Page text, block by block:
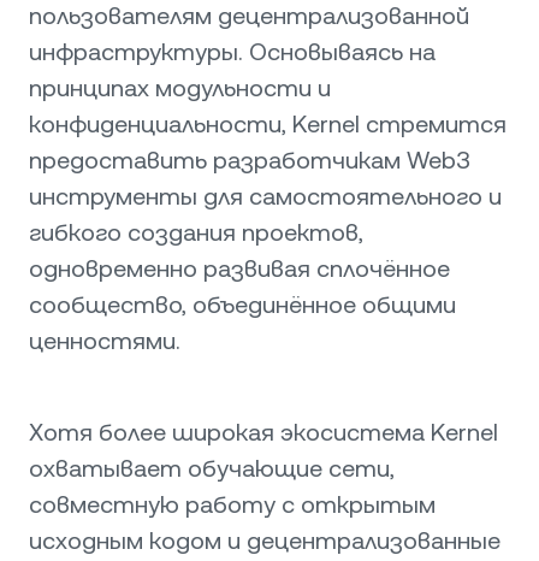
пользователям децентрализованной
инфраструктуры. Основываясь на
принципах модульности и
конфиденциальности, Kernel стремится
предоставить разработчикам Web3
инструменты для самостоятельного и
гибкого создания проектов,
одновременно развивая сплочённое
сообщество, объединённое общими
ценностями.
Хотя более широкая экосистема Kernel
охватывает обучающие сети,
совместную работу с открытым
исходным кодом и децентрализованные